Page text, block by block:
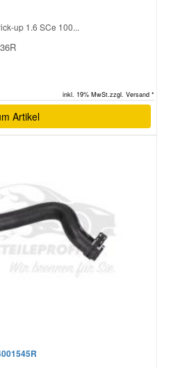
up 1.6 SCe 100...
inkl. 19% MwSt.zzgl. Versand *
Artikel